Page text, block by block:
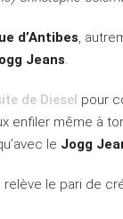
d’Antibes,
Jeans.
de Diesel pour
enfiler même à
le Jogg
le pari de